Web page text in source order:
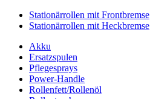
Stationärrollen mit Frontbremse
Stationärrollen mit Heckbremse
Akku
Ersatzspulen
Pflegesprays
Power-Handle
Rollenfett/Rollenöl